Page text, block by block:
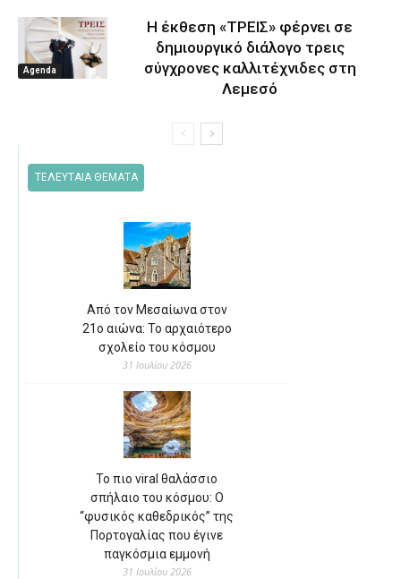
Agenda
Η έκθεση «ΤΡΕΙΣ» φέρνει σε
δημιουργικό διάλογο τρεις
σύγχρονες καλλιτέχνιδες στη
Λεμεσό
ΤΕΛΕΥΤΑΙΑ ΘΕΜΑΤΑ
Από τον Μεσαίωνα στον
21ο αιώνα: Το αρχαιότερο
σχολείο του κόσμου
31 Ιουλίου 2026
Το πιο viral θαλάσσιο
σπήλαιο του κόσμου: Ο
“φυσικός καθεδρικός” της
Πορτογαλίας που έγινε
παγκόσμια εμμονή
31 Ιουλίου 2026